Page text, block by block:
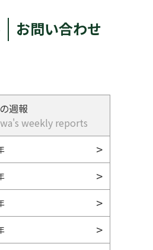
お問い合わせ
週報
weekly reports